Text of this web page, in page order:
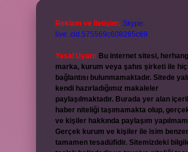
Reklam ve İletişim: Skype:
live:.cid.575569c608265c69
Yasal Uyarı: Bu internet sitesi,
marka, kurum veya şahıs şirketi ile
bağlantısı bulunmamaktadır. Sitede
kendi hazırladığımız makaleler
paylaşılmaktadır. Burada yer alan
haber niteliği taşımamakta olup,
ve kişiler hakkında paylaşım
Gerçek kurum ve kişiler ile isim
tamamen tesadüfidir. Sitemizdeki